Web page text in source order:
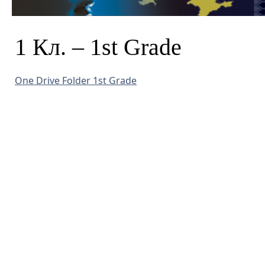
1 Кл. – 1st Grade
One Drive Folder 1st Grade